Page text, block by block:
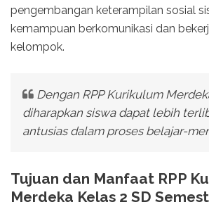
pengembangan keterampilan sosial
kemampuan berkomunikasi dan
kelompok.
Dengan RPP Kurikulum
diharapkan siswa dapat lebih
antusias dalam proses belajar-
Tujuan dan Manfaat RPP
Merdeka Kelas 2 SD